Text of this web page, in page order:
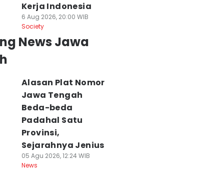
Kerja Indonesia
6 Aug 2026, 20:00 WIB
Society
News Jawa
Alasan Plat Nomor
Jawa Tengah
Beda-beda
Padahal Satu
Provinsi,
Sejarahnya Jenius
05 Agu 2026, 12:24 WIB
News